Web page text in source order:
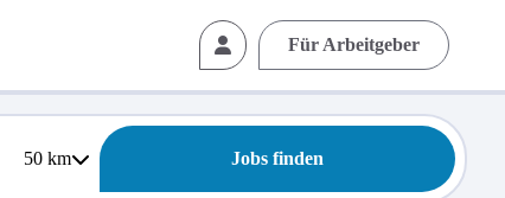
Für Arbeitgeber
50km Jobs finden